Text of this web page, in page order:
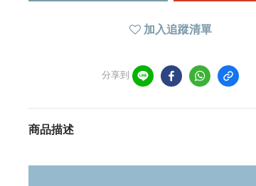
加入追蹤清單
分享到
商品描述